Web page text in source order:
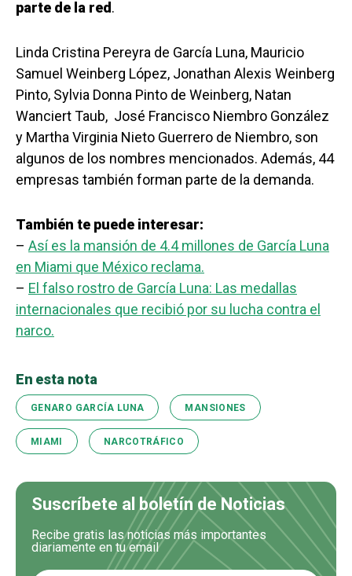
parte de la red.
Linda Cristina Pereyra de García Luna, Mauricio
Samuel Weinberg López, Jonathan Alexis Weinberg
Pinto, Sylvia Donna Pinto de Weinberg, Natan
Wanciert Taub, José Francisco Niembro González
y Martha Virginia Nieto Guerrero de Niembro, son
algunos de los nombres mencionados. Además, 44
empresas también forman parte de la demanda.
También te puede interesar:
– Así es la mansión de 4.4 millones de García Luna
en Miami que México reclama.
– El falso rostro de García Luna: Las medallas
internacionales que recibió por su lucha contra el
narco.
En esta nota
GENARO GARCÍA LUNA MANSIONES
MIAMI NARCOTRÁFICO
Suscríbete al boletín de Noticias
Recibe gratis las noticias más importantes
diariamente en tu email